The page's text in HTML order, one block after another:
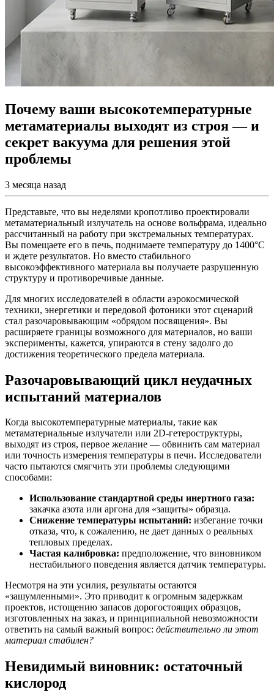
Почему ваши высокотемпературные
метаматериалы выходят из строя — и
секрет вакуума для решения этой
проблемы
3 месяца назад
Представьте, что вы неделями кропотливо проектировали
метаматериальный излучатель на основе вольфрама, идеально
рассчитанный на работу при экстремальных температурах.
Вы помещаете его в печь, поднимаете температуру до 1400°C
и ждете результатов. Но вместо стабильного
высокоэффективного материала вы получаете разрушенную
структуру и противоречивые данные.
Для многих исследователей в области аэрокосмической
техники, энергетики и передовой фотоники этот сценарий
стал разочаровывающим «обрядом посвящения». Вы
расширяете границы возможного для материалов, но ваши
эксперименты, кажется, упираются в стену задолго до
достижения теоретического предела материала.
Разочаровывающий цикл неудачных
испытаний материалов
Когда высокотемпературные материалы, такие как
метаматериальные излучатели или 2D-гетероструктуры,
выходят из строя, первое желание — обвинить сам материал
или точность измерения температуры в печи. Исследователи
часто пытаются смягчить эти проблемы следующими
способами:
Использование стандартной среды инертного газа:
закачка азота или аргона для «защиты» образца.
Снижение температуры испытаний: избегание точки
отказа, что, к сожалению, не дает данных о реальных
тепловых пределах.
Частая калибровка: предположение, что виновником
нестабильного поведения является датчик температуры.
Несмотря на эти усилия, результаты остаются
«зашумленными». Это приводит к огромным задержкам
проектов, истощению запасов дорогостоящих образцов,
изготовленных на заказ, и принципиальной невозможности
ответить на самый важный вопрос: действительно ли этот
материал стабилен?
Невидимый виновник: остаточный
кислород